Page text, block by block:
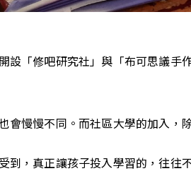
「修吧研究社」與「布可思議
慢慢不同。而社區大學的加入，
，真正讓孩子投入學習的，往